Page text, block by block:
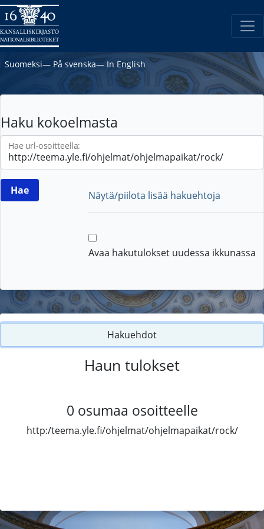
Suomeksi― På svenska― In English
Haku kokoelmasta
Hae url-osoitteella:
Näytä/piilota lisää hakuehtoja
Avaa hakutulokset uudessa ikkunassa
Hakuehdot
Haun tulokset
0 osumaa osoitteelle
http:/teema.yle.fi/ohjelmat/ohjelmapaikat/rock/